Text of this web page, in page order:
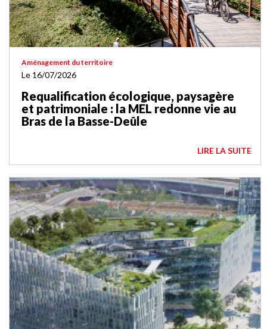
Aménagement du territoire
Le 16/07/2026
Requalification écologique, paysagère
et patrimoniale : la MEL redonne vie au
Bras de la Basse-Deûle
LIRE LA SUITE